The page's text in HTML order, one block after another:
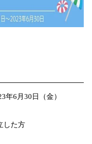
年6月30日（金）
した方